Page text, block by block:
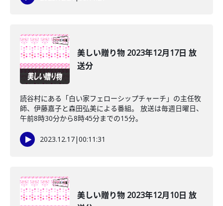
美しい贈り物 2023年12月17日 放
送分
読谷村にある「白い家フェローシップチャーチ」の主任牧
師、伊藤嘉子と森田弘美による番組。 放送は毎週日曜日、
午前8時30分から8時45分までの15分。
2023.12.17|00:11:31
美しい贈り物 2023年12月10日 放